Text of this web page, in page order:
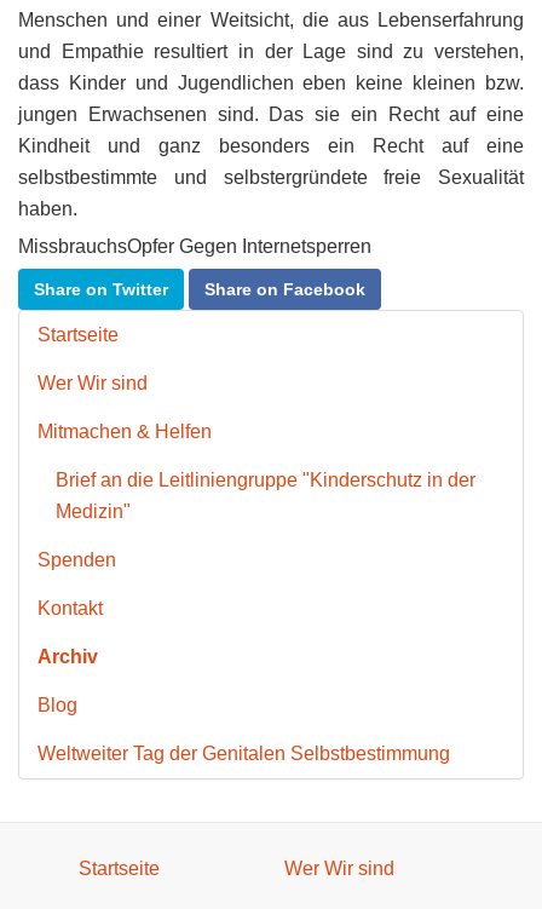
Menschen und einer Weitsicht, die aus Lebenserfahrung
und Empathie resultiert in der Lage sind zu verstehen,
dass Kinder und Jugendlichen eben keine kleinen bzw.
jungen Erwachsenen sind. Das sie ein Recht auf eine
Kindheit und ganz besonders ein Recht auf eine
selbstbestimmte und selbstergründete freie Sexualität
haben.
MissbrauchsOpfer Gegen Internetsperren
Share on Twitter Share on Facebook
Startseite
Wer Wir sind
Mitmachen & Helfen
Brief an die Leitliniengruppe "Kinderschutz in der
Medizin"
Spenden
Kontakt
Archiv
Blog
Weltweiter Tag der Genitalen Selbstbestimmung
Startseite Wer Wir sind